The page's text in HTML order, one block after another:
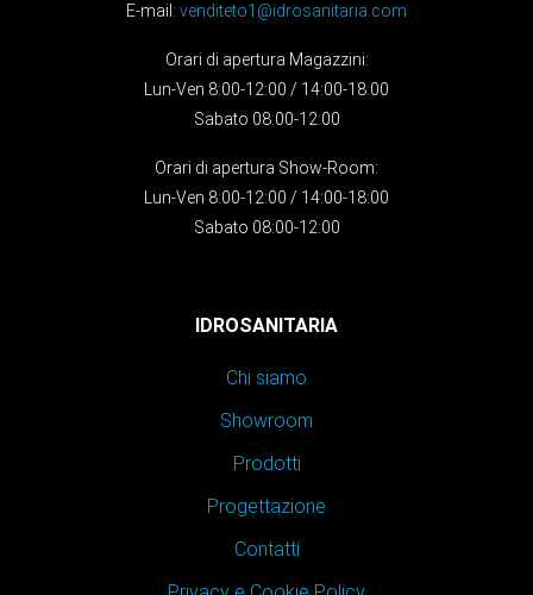
E-mail: venditeto1@idrosanitaria.com
Orari di apertura Magazzini:
Lun-Ven 8:00-12:00 / 14:00-18:00
Sabato 08:00-12:00
Orari di apertura Show-Room:
Lun-Ven 8:00-12:00 / 14:00-18:00
Sabato 08:00-12:00
IDROSANITARIA
Chi siamo
Showroom
Prodotti
Progettazione
Contatti